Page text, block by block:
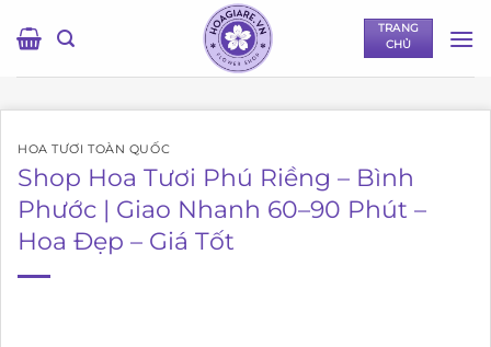
qua
TRANG
CHỦ
HOA TƯƠI TOÀN QUỐC
Shop Hoa Tươi Phú Riềng – Bình
Phước | Giao Nhanh 60–90 Phút –
Hoa Đẹp – Giá Tốt